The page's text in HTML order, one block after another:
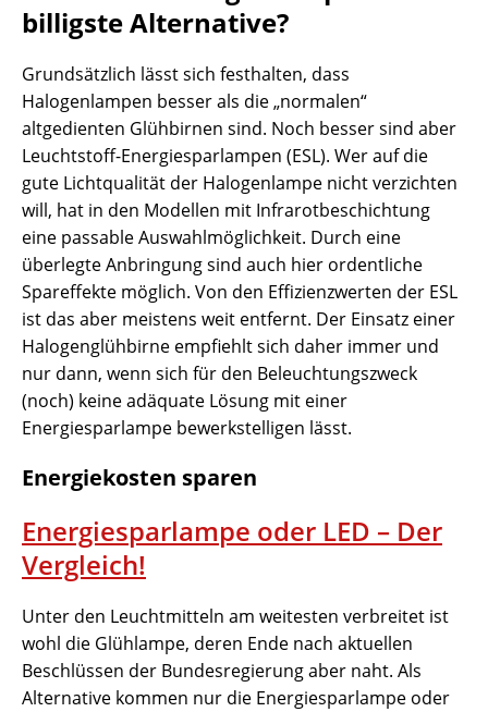
billigste Alternative?
Grundsätzlich lässt sich festhalten, dass
Halogenlampen besser als die „normalen“
altgedienten Glühbirnen sind. Noch besser sind aber
Leuchtstoff-Energiesparlampen (ESL). Wer auf die
gute Lichtqualität der Halogenlampe nicht verzichten
will, hat in den Modellen mit Infrarotbeschichtung
eine passable Auswahlmöglichkeit. Durch eine
überlegte Anbringung sind auch hier ordentliche
Spareffekte möglich. Von den Effizienzwerten der ESL
ist das aber meistens weit entfernt. Der Einsatz einer
Halogenglühbirne empfiehlt sich daher immer und
nur dann, wenn sich für den Beleuchtungszweck
(noch) keine adäquate Lösung mit einer
Energiesparlampe bewerkstelligen lässt.
Energiekosten sparen
Energiesparlampe oder LED – Der
Vergleich!
Unter den Leuchtmitteln am weitesten verbreitet ist
wohl die Glühlampe, deren Ende nach aktuellen
Beschlüssen der Bundesregierung aber naht. Als
Alternative kommen nur die Energiesparlampe oder